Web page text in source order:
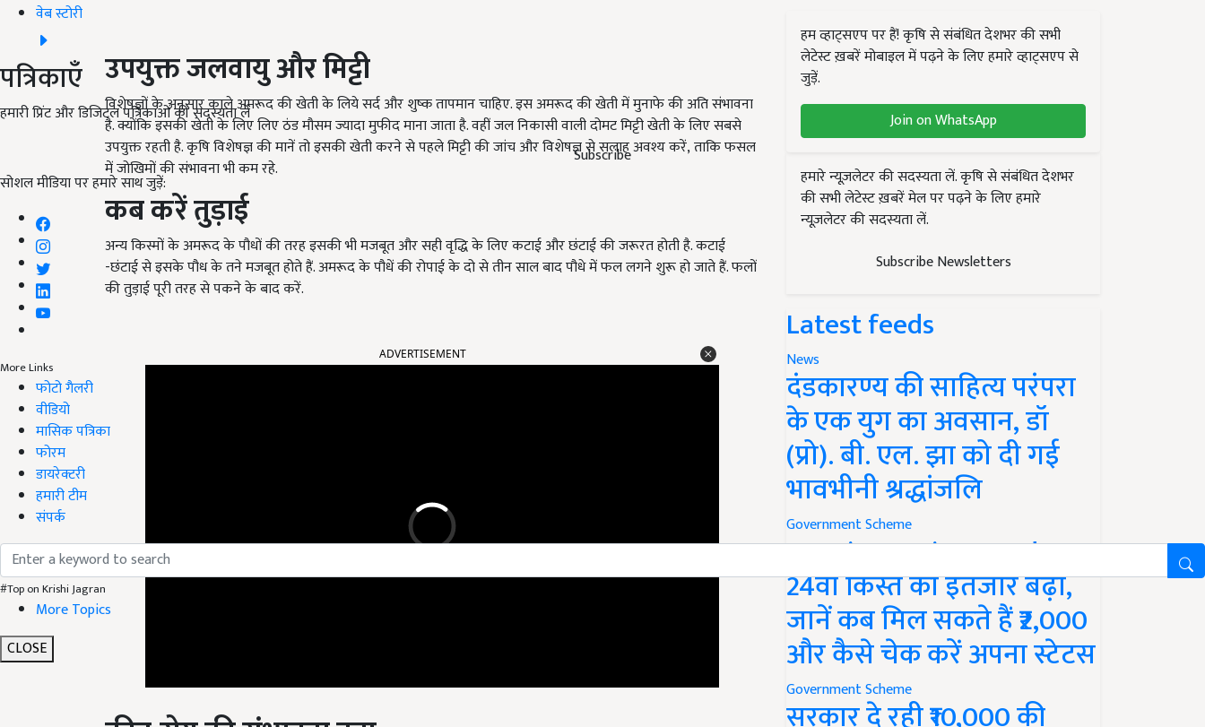
वेब स्टोरी
पत्रिकाएँ
हमारी प्रिंट और डिजिटल पत्रिकाओं की सदस्यता लें
Subscribe
सोशल मीडिया पर हमारे साथ जुड़ें:
More Links
फोटो गैलरी
वीडियो
मासिक पत्रिका
फोरम
डायरेक्टरी
हमारी टीम
संपर्क
#Top on Krishi Jagran
More Topics
CLOSE
उपयुक्त जलवायु और मिट्टी
विशेषज्ञों के अनुसार काले अमरूद की खेती के लिये सर्द और शुष्क तापमान चाहिए. इस अमरूद की खेती में मुनाफे की अति संभावना
है. क्योंकि इसकी खेती के लिए लिए ठंड मौसम ज्यादा मुफीद माना जाता है. वहीं जल निकासी वाली दोमट मिट्टी खेती के लिए सबसे
उपयुक्त रहती है. कृषि विशेषज्ञ की मानें तो इसकी खेती करने से पहले मिट्टी की जांच और विशेषज्ञ से सलाह अवश्य करें, ताकि फसल
में जोखिमों की संभावना भी कम रहे.
कब करें तुड़ाई
अन्य किस्मों के अमरूद के पौधों की तरह इसकी भी मजबूत और सही वृद्धि के लिए कटाई और छंटाई की जरूरत होती है. कटाई
-छंटाई से इसके पौध के तने मजबूत होते हैं. अमरूद के पौधें की रोपाई के दो से तीन साल बाद पौधे में फल लगने शुरू हो जाते हैं. फलों
की तुड़ाई पूरी तरह से पकने के बाद करें.
ADVERTISEMENT
हम व्हाट्सएप पर हैं! कृषि से संबंधित देशभर की सभी
लेटेस्ट ख़बरें मोबाइल में पढ़ने के लिए हमारे व्हाट्सएप से
जुड़ें.
Join on WhatsApp
हमारे न्यूज़लेटर की सदस्यता लें. कृषि से संबंधित देशभर
की सभी लेटेस्ट ख़बरें मेल पर पढ़ने के लिए हमारे
न्यूज़लेटर की सदस्यता लें.
Subscribe Newsletters
Latest feeds
News
दंडकारण्य की साहित्य परंपरा
के एक युग का अवसान, डॉ
(प्रो). बी. एल. झा को दी गई
भावभीनी श्रद्धांजलि
Government Scheme
PM Kisan Yojana Update:
24वीं किस्त का इंतजार बढ़ा,
जानें कब मिल सकते हैं ₹2,000
और कैसे चेक करें अपना स्टेटस
Government Scheme